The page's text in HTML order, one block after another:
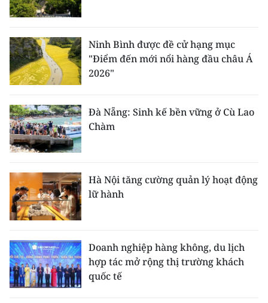
Ninh Bình được đề cử hạng mục
"Điểm đến mới nổi hàng đầu châu Á
2026"
Đà Nẵng: Sinh kế bền vững ở Cù Lao
Chàm
Hà Nội tăng cường quản lý hoạt động
lữ hành
Doanh nghiệp hàng không, du lịch
hợp tác mở rộng thị trường khách
quốc tế